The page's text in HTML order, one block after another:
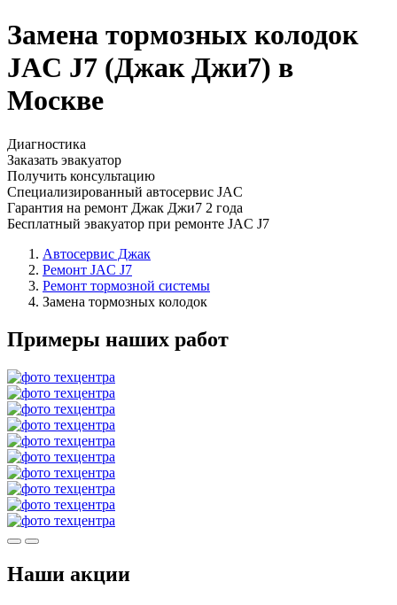
Замена тормозных колодок
JAC J7 (Джак Джи7) в
Москве
Диагностика
Заказать эвакуатор
Получить консультацию
Специализированный автосервис JAC
Гарантия на ремонт Джак Джи7 2 года
Бесплатный эвакуатор при ремонте JAC J7
Автосервис Джак
Ремонт JAC J7
Ремонт тормозной системы
Замена тормозных колодок
Примеры наших работ
Наши акции